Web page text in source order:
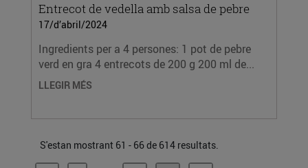
Entrecot de vedella amb salsa de pebre
17/d’abril/2024
Ingredients per a 4 persones: 1 pot de pebre
verd en gra 4 entrecots de 200 g 200 ml de...
LLEGIR MÉS
S'estan mostrant 61 - 66 de 614 resultats.